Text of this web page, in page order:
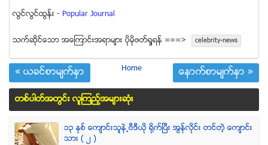
လြင္လြင္ထြန္း - Popular Journal
သက္ဆုိင္ေသာ အေၾကာင္းအရာမ်ား ပုိမုိဖတ္ရႈရန္ ===> celebrity-news
« ယခင္စာမ်က္ႏွာ Home ေနာက္စာမ်က္ႏွာ »
တစ္ပါတ္အတြင္း လူၾကည့္အမ်ားဆံုး
၁၃ ႏွစ္ ေက်ာင္းသူနဲ႕ဗီဒီယို ရိုက္ျပီး အြန္လိုင္း တင္တဲ့ ေက်ာင္း
သား ( ၂ )